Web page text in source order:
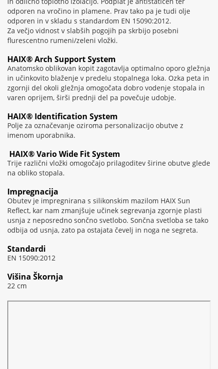
odporen na vročino in plamene. Prav tako pa je tudi olje
odporen in v skladu s standardom EN 15090:2012.
Za večjo vidnost v slabših pogojih pa skrbijo posebni
flurescentno rumeni/zeleni vložki.
HAIX® Arch Support System
Anatomsko oblikovan kopit zagotavlja optimalno oporo gležnja
in učinkovito blaženje v predelu stopalnega loka. Ozka peta in
zgornji del okoli gležnja omogočata dobro vodenje stopala in
varen oprijem, širši prednji del pa povečuje udobje.
HAIX® Identification System
Polje za označevanje oziroma personalizacijo obutve z
imenom uporabnika.
HAIX® Vario Wide Fit System
Trije različni vložki omogočajo prilagoditev širine obutve glede
na obliko stopala.
Impregnacija
Obutev je impregnirana s silikonskim mazilom HAIX Sun
Reflect, kar nam zmanjšuje učinek segrevanja zgornje plasti
usnja z neposredno sončno svetlobo. Sončna svetloba se tako
odbija od usnja, zato pa ostajata čevelj in noga ne segreta.
Standardi
EN 15090:2012
Višina Škornja
22 cm